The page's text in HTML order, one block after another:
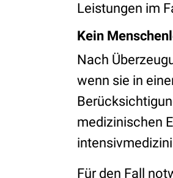
Leistungen im
Kein
Nach
wenn sie in
medizinischen
Für den Fall